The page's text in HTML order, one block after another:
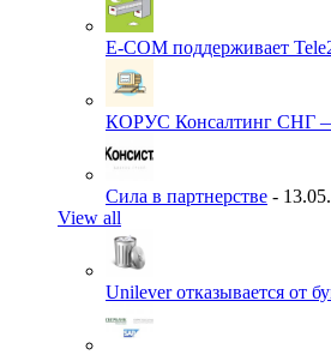
E-COM поддерживает
КОРУС Консалтинг СНГ —
Сила в партнерстве -
View all
Unilever отказывается от